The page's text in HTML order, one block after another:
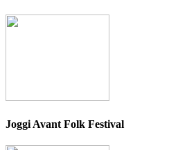
Joggi Avant Folk Festival